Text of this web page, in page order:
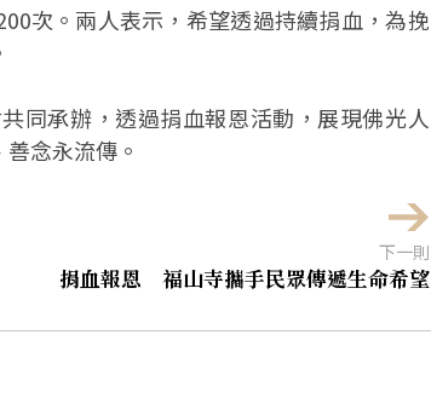
次。兩人表示，希望透過持續捐血，為挽
同承辦，透過捐血報恩活動，展現佛光人
念永流傳。
下一則
捐血報恩 福山寺攜手民眾傳遞生命希望